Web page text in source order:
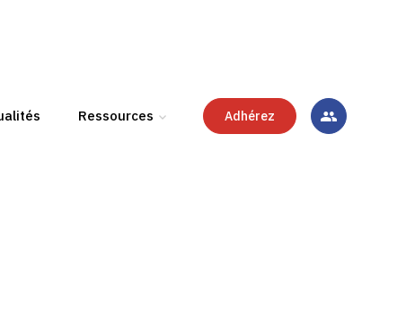
Ressources Adhérez